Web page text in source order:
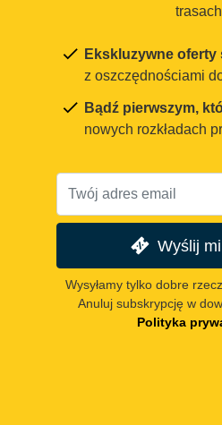
Ekskluzywne oferty
z oszczędnościami
Bądź pierwszym,
nowych rozkładach
Wyślij
Wysyłamy tylko dobre
Anuluj subskrypcję w
Polityka